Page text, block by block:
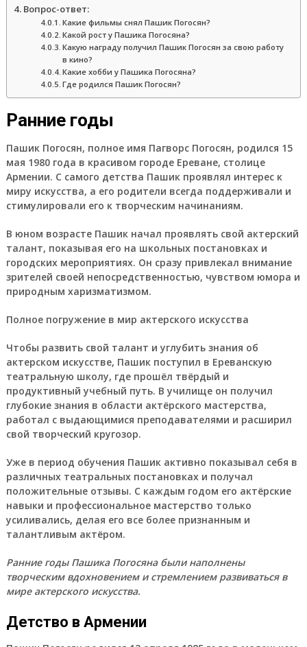
Вопрос-ответ:
Какие фильмы снял Пашик Погосян?
Какой рост у Пашика Погосяна?
Какую награду получил Пашик Погосян за свою работу
в кино?
Какие хобби у Пашика Погосяна?
Где родился Пашик Погосян?
Ранние годы
Пашик Погосян, полное имя Пагворс Погосян, родился 15
мая 1980 года в красивом городе Ереване, столице
Армении. С самого детства Пашик проявлял интерес к
миру искусства, а его родители всегда поддерживали и
стимулировали его к творческим начинаниям.
В юном возрасте Пашик начал проявлять свой актерский
талант, показывая его на школьных постановках и
городских мероприятиях. Он сразу привлекал внимание
зрителей своей непосредственностью, чувством юмора и
природным харизматизмом.
Полное погружение в мир актерского искусства
Чтобы развить свой талант и углубить знания об
актерском искусстве, Пашик поступил в Ереванскую
театральную школу, где прошёл твёрдый и
продуктивный учебный путь. В училище он получил
глубокие знания в области актёрского мастерства,
работал с выдающимися преподавателями и расширил
свой творческий кругозор.
Уже в период обучения Пашик активно показывал себя в
различных театральных постановках и получал
положительные отзывы. С каждым годом его актёрские
навыки и профессиональное мастерство только
усиливались, делая его все более признанным и
талантливым актёром.
Ранние годы Пашика Погосяна были наполнены
творческим вдохновением и стремлением развиваться в
мире актерского искусства.
Детство в Армении